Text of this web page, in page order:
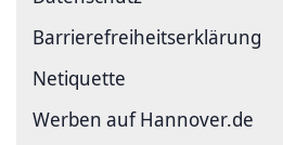
Barriere­freiheits­erklärung
Netiquette
Werben auf Hannover.de